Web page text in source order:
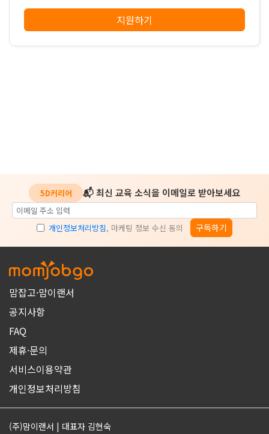
지원하기
5D커리어 📬 최신 교육 소식을 이메일로 받아보세요
개인정보처리방침, 마케팅 정보 수신 동의 구독하기
맘잡고·맘이랜서
공지사항
FAQ
제휴·문의
서비스이용약관
개인정보처리방침
(주)맘이랜서 | 대표자 김현숙